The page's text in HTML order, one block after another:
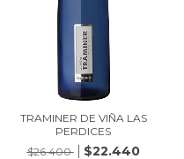
TRAMINER DE VIÑA LAS
PERDICES
$26.400
$22.440